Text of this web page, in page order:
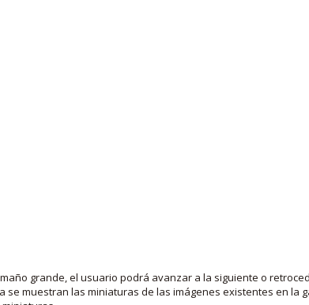
grande, el usuario podrá avanzar a la siguiente o
muestran las miniaturas de las imágenes existentes en la